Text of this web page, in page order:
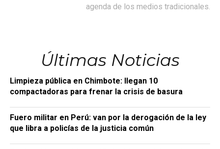
agenda de los medios tradicionales.
Últimas Noticias
Limpieza pública en Chimbote: llegan 10
compactadoras para frenar la crisis de basura
Fuero militar en Perú: van por la derogación de la ley
que libra a policías de la justicia común